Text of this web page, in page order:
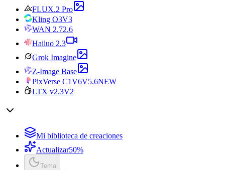
FLUX.2 Pro
Kling O3V3
WAN 2.72.6
Hailuo 2.3
Grok Imagine
Z-Image Base
PixVerse C1V6V5.6NEW
LTX v2.3V2
Mi biblioteca de creaciones
Actualizar50%
Tema